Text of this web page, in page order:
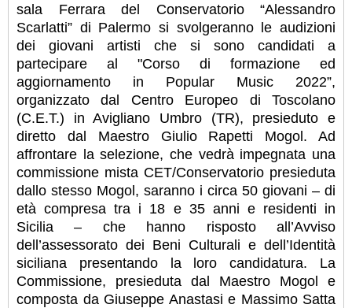
sala Ferrara del Conservatorio “Alessandro
Scarlatti” di Palermo si svolgeranno le audizioni
dei giovani artisti che si sono candidati a
partecipare al "Corso di formazione ed
aggiornamento in Popular Music 2022”,
organizzato dal Centro Europeo di Toscolano
(C.E.T.) in Avigliano Umbro (TR), presieduto e
diretto dal Maestro Giulio Rapetti Mogol. Ad
affrontare la selezione, che vedrà impegnata una
commissione mista CET/Conservatorio presieduta
dallo stesso Mogol, saranno i circa 50 giovani – di
età compresa tra i 18 e 35 anni e residenti in
Sicilia – che hanno risposto all’Avviso
dell’assessorato dei Beni Culturali e dell’Identità
siciliana presentando la loro candidatura. La
Commissione, presieduta dal Maestro Mogol e
composta da Giuseppe Anastasi e Massimo Satta